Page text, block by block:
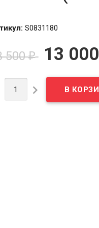
S0831180
500₽ 13 000
